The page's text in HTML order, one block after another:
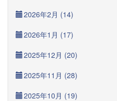
2026年2月 (14)
2026年1月 (17)
2025年12月 (20)
2025年11月 (28)
2025年10月 (19)